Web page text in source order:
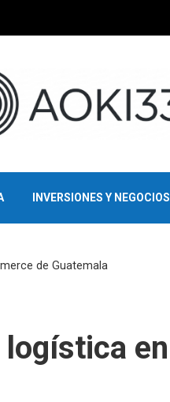
INVERSIONES Y NEGOCIOS
de Guatemala
en